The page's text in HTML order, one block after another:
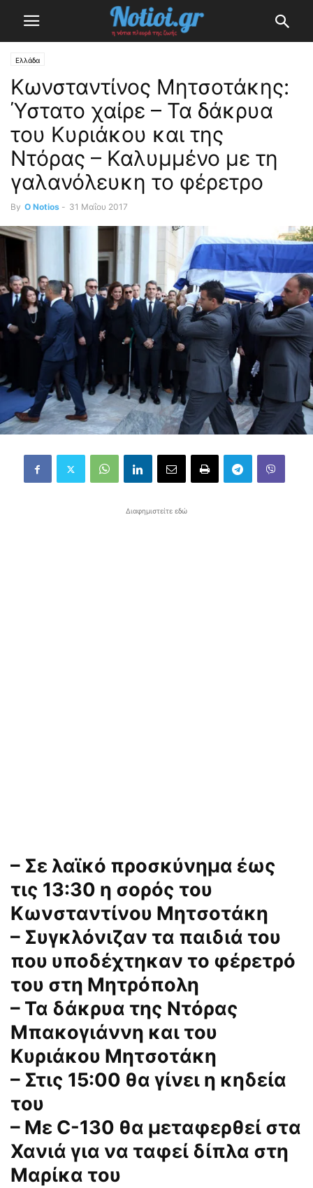
Ελλάδα
Κωνσταντίνος Μητσοτάκης:
Ύστατο χαίρε – Τα δάκρυα
του Κυριάκου και της
Ντόρας – Καλυμμένο με τη
γαλανόλευκη το φέρετρο
By O Notios - 31 Μαΐου 2017
Διαφημιστείτε εδώ
– Σε λαϊκό προσκύνημα έως
τις 13:30 η σορός του
Κωνσταντίνου Μητσοτάκη
– Συγκλόνιζαν τα παιδιά του
που υποδέχτηκαν το φέρετρό
του στη Μητρόπολη
– Τα δάκρυα της Ντόρας
Μπακογιάννη και του
Κυριάκου Μητσοτάκη
– Στις 15:00 θα γίνει η κηδεία
του
– Με C-130 θα μεταφερθεί στα
Χανιά για να ταφεί δίπλα στη
Μαρίκα του